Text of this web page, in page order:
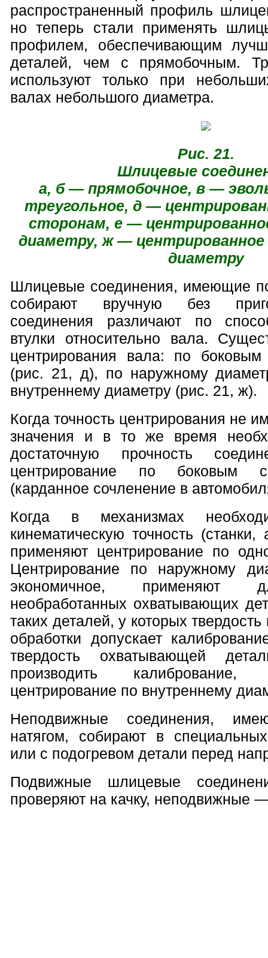
распространенный профиль
но теперь стали применять
профилем, обеспечивающим
деталей, чем с прямобочным.
используют только при
валах небольшого диаметра.
Рис. 21.
Шлицевые
а, б — прямобочное, в —
треугольное, д —
сторонам, е —
диаметру, ж —
диаметру
Шлицевые соединения, имеющие
собирают вручную без
соединения различают по
втулки относительно вала.
центрирования вала: по
(рис. 21, д), по наружному
внутреннему диаметру (рис. 21, ж).
Когда точность центрирования не
значения и в то же время
достаточную прочность
центрирование по боковым
(карданное сочленение в
Когда в механизмах
кинематическую точность
применяют центрирование по
Центрирование по наружному
экономичное, применяют
необработанных охватывающих
таких деталей, у которых
обработки допускает
твердость охватывающей
производить
центрирование по внутреннему
Неподвижные соединения,
натягом, собирают в
или с подогревом детали перед
Подвижные шлицевые
проверяют на качку, неподвижные